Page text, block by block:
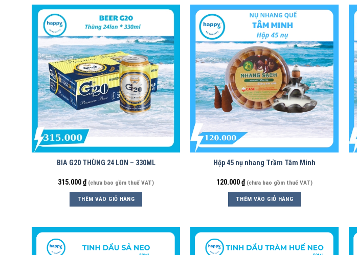
BIA G20 THÙNG 24 LON – 330ML
315.000₫ (chưa bao gồm thuế VAT)
THÊM VÀO GIỎ HÀNG
Hộp 45 nụ nhang Trầm Tâm Minh
120.000₫ (chưa bao gồm thuế VAT)
THÊM VÀO GIỎ HÀNG